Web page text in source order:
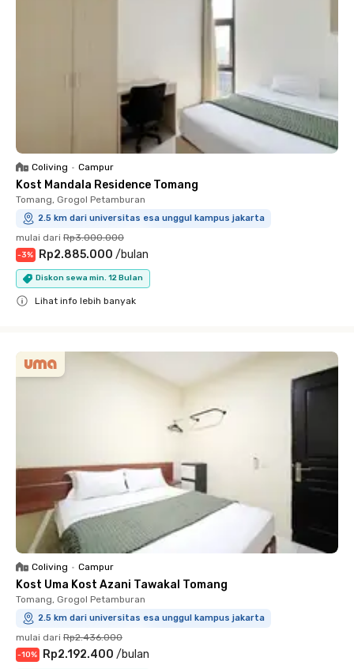
Coliving • Campur
Kost Mandala Residence Tomang
Tomang, Grogol Petamburan
2.5 km dari universitas esa unggul kampus jakarta
mulai dari Rp3.000.000
-3% Rp2.885.000 /bulan
Diskon sewa min. 12 Bulan
Lihat info lebih banyak
Coliving • Campur
Kost Uma Kost Azani Tawakal Tomang
Tomang, Grogol Petamburan
2.5 km dari universitas esa unggul kampus jakarta
mulai dari Rp2.436.000
-10% Rp2.192.400 /bulan